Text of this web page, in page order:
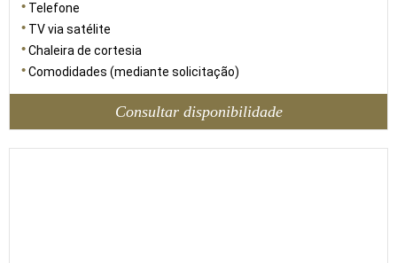
Telefone
TV via satélite
Chaleira de cortesia
Comodidades (mediante solicitação)
Consultar disponibilidade